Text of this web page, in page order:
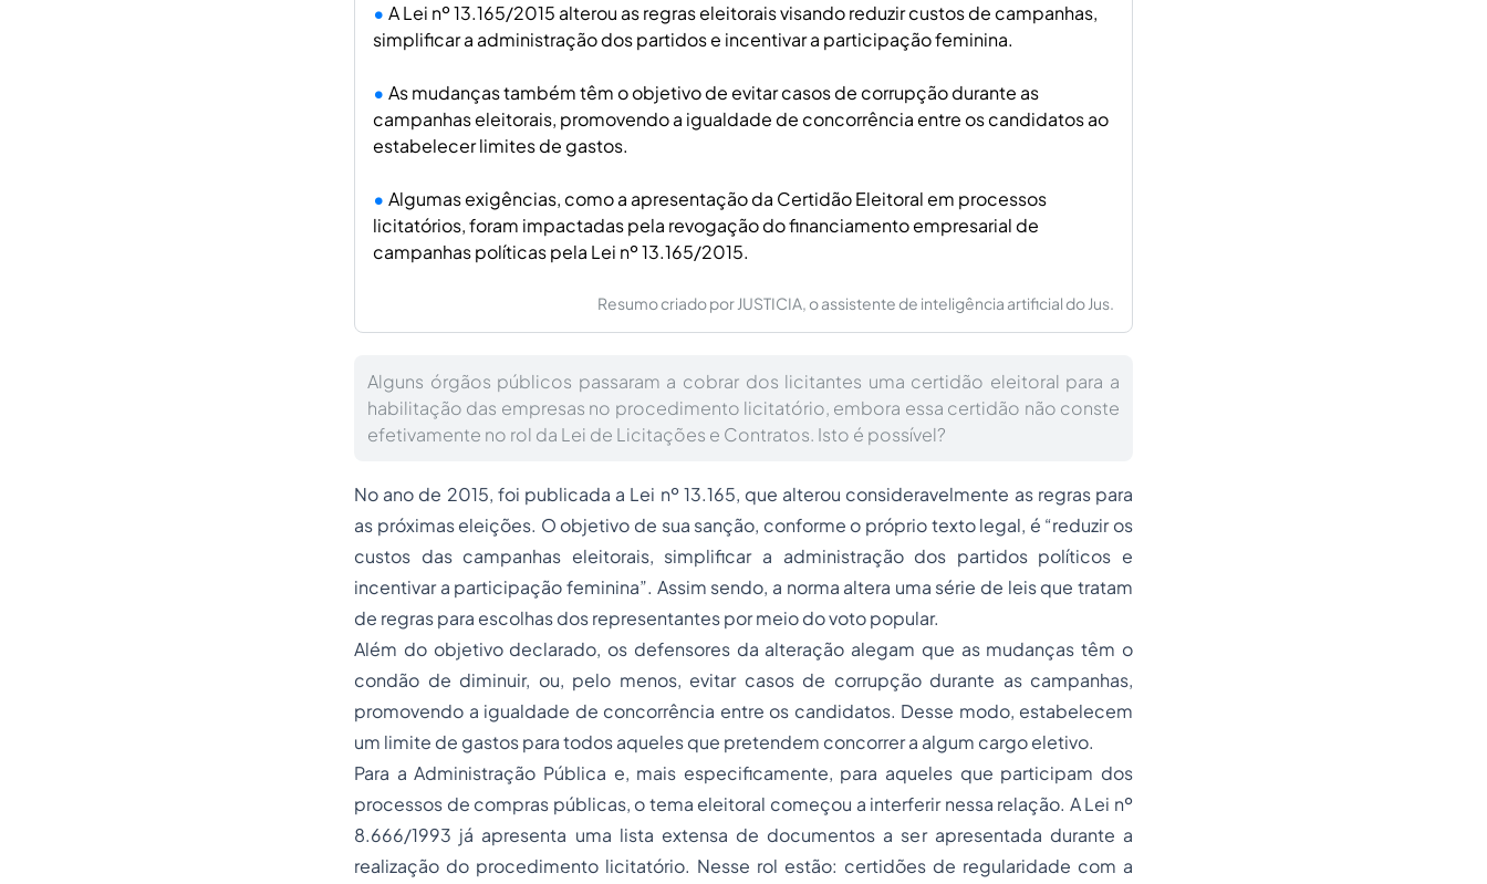
A Lei nº 13.165/2015 alterou as regras eleitorais visando reduzir custos de campanhas,
simplificar a administração dos partidos e incentivar a participação feminina.
As mudanças também têm o objetivo de evitar casos de corrupção durante as
campanhas eleitorais, promovendo a igualdade de concorrência entre os candidatos ao
estabelecer limites de gastos.
Algumas exigências, como a apresentação da Certidão Eleitoral em processos
licitatórios, foram impactadas pela revogação do financiamento empresarial de
campanhas políticas pela Lei nº 13.165/2015.
Resumo criado por JUSTICIA, o assistente de inteligência artificial do Jus.
Alguns órgãos públicos passaram a cobrar dos licitantes uma certidão eleitoral para a
habilitação das empresas no procedimento licitatório, embora essa certidão não conste
efetivamente no rol da Lei de Licitações e Contratos. Isto é possível?
No ano de 2015, foi publicada a Lei nº 13.165, que alterou consideravelmente as regras para
as próximas eleições. O objetivo de sua sanção, conforme o próprio texto legal, é “reduzir os
custos das campanhas eleitorais, simplificar a administração dos partidos políticos e
incentivar a participação feminina”. Assim sendo, a norma altera uma série de leis que tratam
de regras para escolhas dos representantes por meio do voto popular.
Além do objetivo declarado, os defensores da alteração alegam que as mudanças têm o
condão de diminuir, ou, pelo menos, evitar casos de corrupção durante as campanhas,
promovendo a igualdade de concorrência entre os candidatos. Desse modo, estabelecem
um limite de gastos para todos aqueles que pretendem concorrer a algum cargo eletivo.
Para a Administração Pública e, mais especificamente, para aqueles que participam dos
processos de compras públicas, o tema eleitoral começou a interferir nessa relação. A Lei nº
8.666/1993 já apresenta uma lista extensa de documentos a ser apresentada durante a
realização do procedimento licitatório. Nesse rol estão: certidões de regularidade com a